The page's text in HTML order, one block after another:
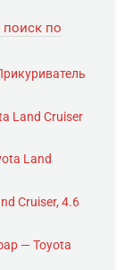
поиск по
Land Cruiser
Land
Cruiser, 4.6
— Toyota